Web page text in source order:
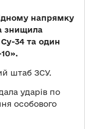
напрямку
знищила
34 та один
штаб ЗСУ.
ударів по
особового